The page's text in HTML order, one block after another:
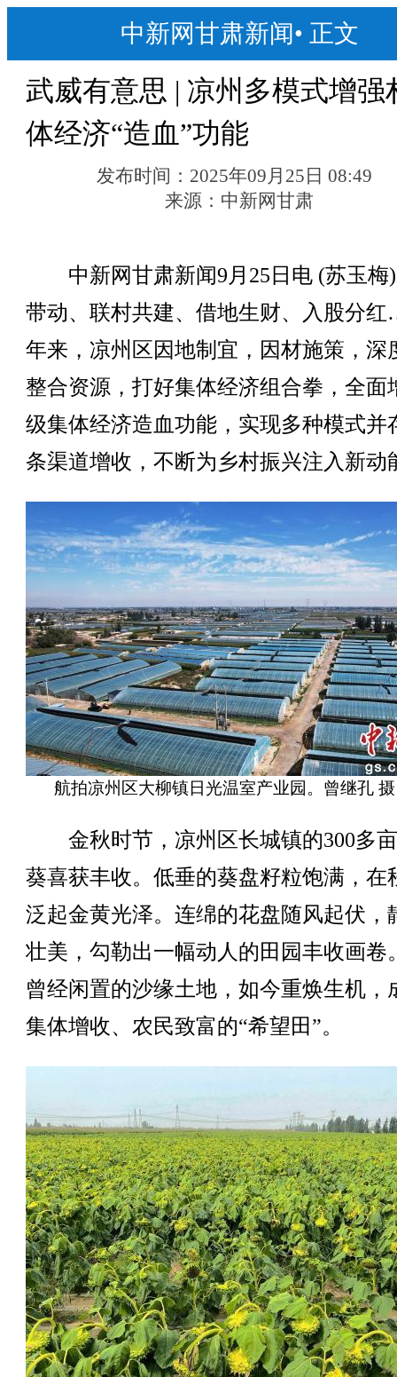
中新网甘肃新闻• 正文
武威有意思 | 凉州多模式增强
体经济“造血”功能
发布时间： 2025年09月25日 08:49
来源： 中新网甘肃
中新网甘肃新闻9月25日电 (苏玉梅
带动、联村共建、借地生财、入股分
年来，凉州区因地制宜，因材施策，深
整合资源，打好集体经济组合拳，全面
级集体经济造血功能，实现多种模式并
条渠道增收，不断为乡村振兴注入新动
航拍凉州区大柳镇日光温室产业园。曾继孔 摄
金秋时节，凉州区长城镇的300多
葵喜获丰收。低垂的葵盘籽粒饱满，在
泛起金黄光泽。连绵的花盘随风起伏，
壮美，勾勒出一幅动人的田园丰收画卷
曾经闲置的沙缘土地，如今重焕生机，
集体增收、农民致富的“希望田”。